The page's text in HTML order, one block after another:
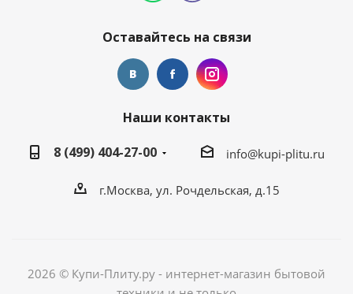
Оставайтесь на связи
Наши контакты
8 (499) 404-27-00
info@kupi-plitu.ru
г.Москва, ул. Рочдельская, д.15
2026 © Купи-Плиту.ру - интернет-магазин бытовой